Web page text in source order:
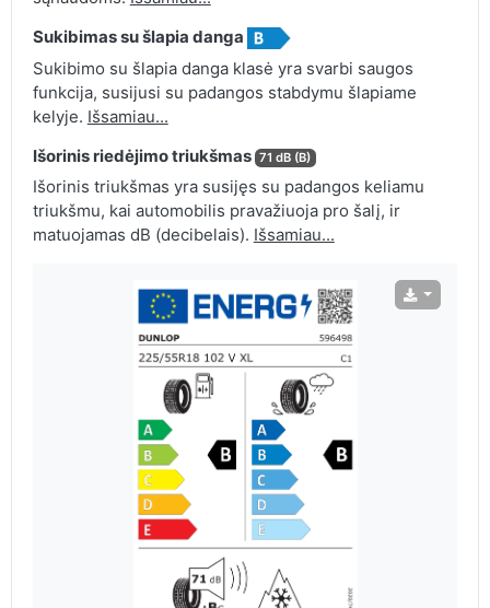
Sukibimas su šlapia danga
Sukibimo su šlapia danga klasė yra svarbi saugos
funkcija, susijusi su padangos stabdymu šlapiame
kelyje. Išsamiau...
Išorinis riedėjimo triukšmas 71 dB (B)
Išorinis triukšmas yra susijęs su padangos keliamu
triukšmu, kai automobilis pravažiuoja pro šalį, ir
matuojamas dB (decibelais). Išsamiau...